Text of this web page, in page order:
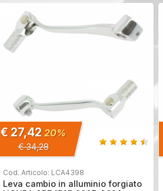
€ 27,4220%
€ 34,28
Cod. Articolo: LCA4398
Leva cambio in alluminio forgiato